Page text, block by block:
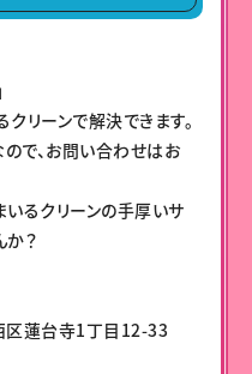
リーンで解決できます。
で、お問い合わせはお
いるクリーンの手厚いサ
か？
区蓮台寺1丁目12-33